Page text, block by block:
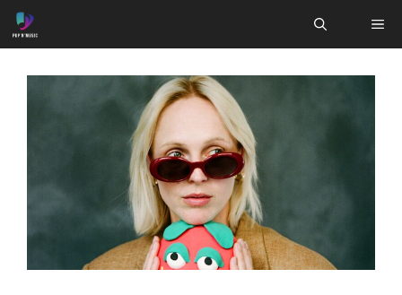
Aller
au